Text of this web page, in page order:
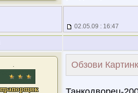
02.05.09 : 16:47
. Обзови